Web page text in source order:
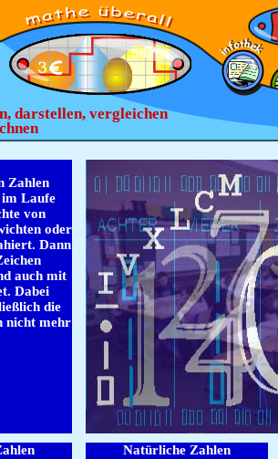
darstellen, vergleichen
Zahlen
im Laufe
von
oder
Dann
auch mit
Dabei
die
nicht mehr
Natürliche Zahlen